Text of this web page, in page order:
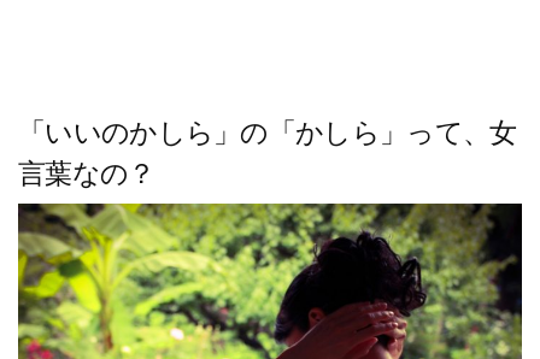
「いいのかしら」の「かしら」って、女
言葉なの？